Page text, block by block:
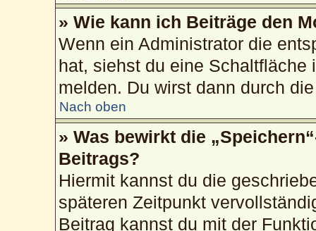
» Wie kann ich Beiträge den
Wenn ein Administrator die
hat, siehst du eine
melden. Du wirst dann durch
Nach oben
» Was bewirkt die
Beitrags?
Hiermit kannst du die
späteren Zeitpunkt
Beitrag kannst du mit der